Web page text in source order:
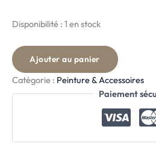
Disponibilité : 1 en stock
Ajouter au panier
Catégorie : Peinture & Accessoires
Paiement